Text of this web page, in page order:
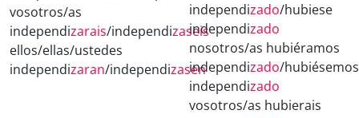
vosotros/as
independizarais/independizaseis
ellos/ellas/ustedes
independizaran/independizasen
independizado/hubiese
independizado
nosotros/as hubiéramos
independizado/hubiésemos
independizado
vosotros/as hubierais